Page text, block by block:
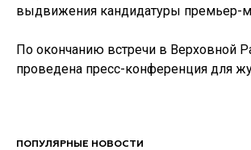
выдвижения кандидатуры премьер-
По окончанию встречи в Верховной
проведена пресс-конференция для
ПОПУЛЯРНЫЕ НОВОСТИ